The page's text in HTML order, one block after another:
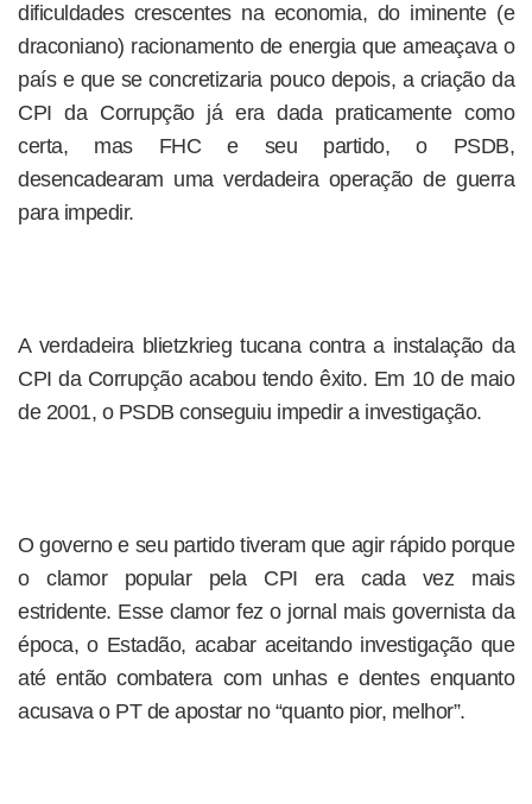
dificuldades crescentes na economia, do iminente (e
draconiano) racionamento de energia que ameaçava o
país e que se concretizaria pouco depois, a criação da
CPI da Corrupção já era dada praticamente como
certa, mas FHC e seu partido, o PSDB,
desencadearam uma verdadeira operação de guerra
para impedir.
A verdadeira blietzkrieg tucana contra a instalação da
CPI da Corrupção acabou tendo êxito. Em 10 de maio
de 2001, o PSDB conseguiu impedir a investigação.
O governo e seu partido tiveram que agir rápido porque
o clamor popular pela CPI era cada vez mais
estridente. Esse clamor fez o jornal mais governista da
época, o Estadão, acabar aceitando investigação que
até então combatera com unhas e dentes enquanto
acusava o PT de apostar no “quanto pior, melhor”.